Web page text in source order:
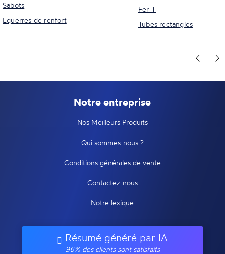
Sabots
Equerres de renfort
Fer T
Tubes rectangles
Notre entreprise
Nos Meilleurs Produits
Qui sommes-nous ?
Conditions générales de vente
Contactez-nous
Notre lexique
Résumé généré par IA
96% des clients sont satisfaits